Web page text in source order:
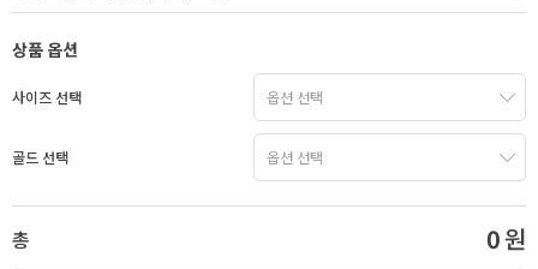
상품 옵션
사이즈 선택
골드 선택
총 0원